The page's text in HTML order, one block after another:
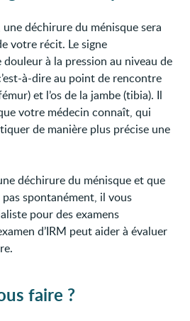
déchirure du ménisque sera
votre récit. Le signe
à la pression au niveau de
à-dire au point de rencontre
et l’os de la jambe (tibia). Il
votre médecin connaît, qui
de manière plus précise une
déchirure du ménisque et que
spontanément, il vous
pour des examens
d’IRM peut aider à évaluer
faire ?